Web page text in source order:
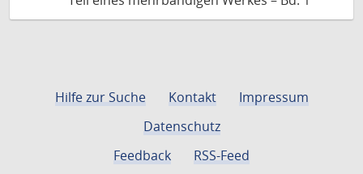
Hilfe zur Suche Kontakt
Impressum
Datenschutz
Feedback
RSS-Feed